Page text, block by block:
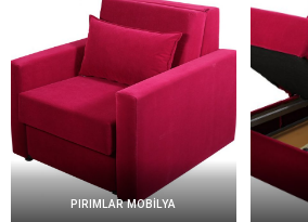
PIRIMLAR MOBİLYA